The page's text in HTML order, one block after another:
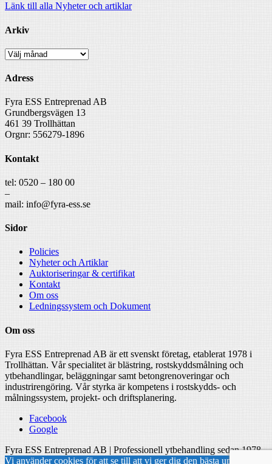
Länk till alla Nyheter och artiklar
Arkiv
Arkiv
Adress
Fyra ESS Entreprenad AB
Grundbergsvägen 13
461 39 Trollhättan
Orgnr: 556279-1896
Kontakt
tel: 0520 – 180 00
–
mail: info@fyra-ess.se
Sidor
Policies
Nyheter och Artiklar
Auktoriseringar & certifikat
Kontakt
Om oss
Ledningssystem och Dokument
Om oss
Fyra ESS Entreprenad AB är ett svenskt företag, etablerat 1978 i
Trollhättan. Vår specialitet är blästring, rostskyddsmålning och
ytbehandlingar, beläggningar samt betongrenoveringar och
industrirengöring. Vår styrka är kompetens i rostskydds- och
målningssystem, projekt- och driftsplanering.
Facebook
Google
Fyra ESS Entreprenad AB | Professionell ytbehandling sedan 1978
Vi använder cookies för att se till att vi ger dig den bästa upplevelsen